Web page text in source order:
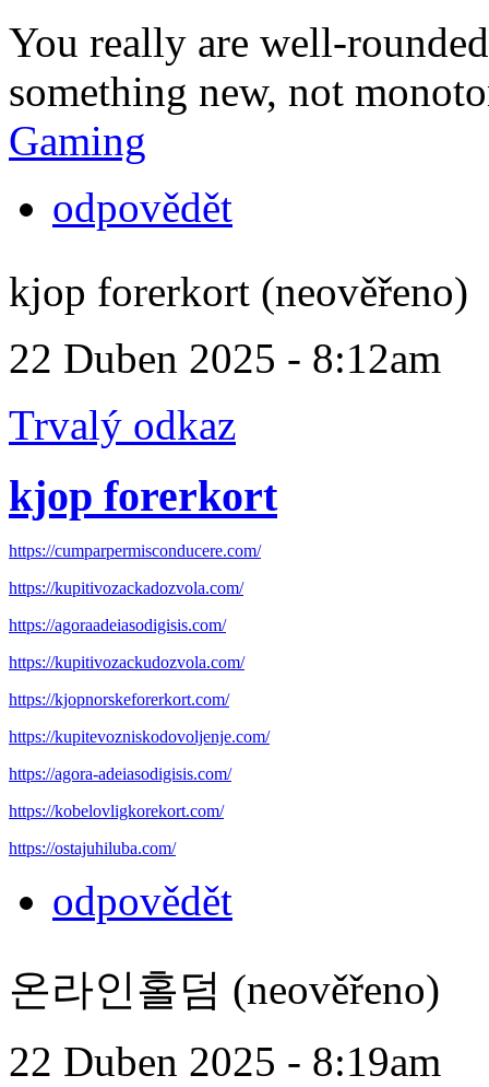
You really are well-
something new, not
Gaming
odpovědět
kjop forerkort (neověřeno)
22 Duben 2025 - 8:12am
Trvalý odkaz
kjop forerkort
https://cumparpermisconducere.com/
https://kupitivozackadozvola.com/
https://agoraadeiasodigisis.com/
https://kupitivozackudozvola.com/
https://kjopnorskeforerkort.com/
https://kupitevozniskodovoljenje.com/
https://agora-adeiasodigisis.com/
https://kobelovligkorekort.com/
https://ostajuhiluba.com/
odpovědět
온라인홀덤 (neověřeno)
22 Duben 2025 - 8:19am